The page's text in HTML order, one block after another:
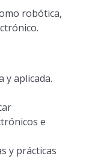
robótica,
y aplicada.
e
y prácticas